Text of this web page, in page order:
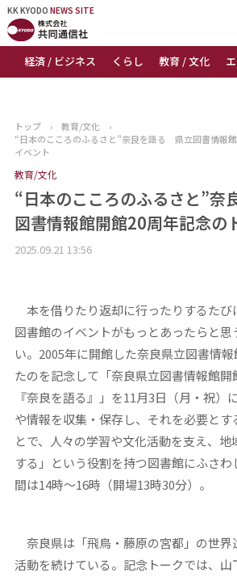
KK KYODO NEWS SITE
経済 / ビジネス くらし 教育 / 文化
KK KYODONEWS SITE
トップページ
ニュース
おすすめコンテンツ
出版物
トップ › 教育/文化
›
“日本のこころのふるさと”奈良を語る 県立図書情報
イベント
教育/文化
“日本のこころのふるさと”
図書情報館開館20周年記念の
2025.09.21 13:56
本を借りたり返却に行ったりするたび
図書館のイベントがもっとあったらと
い。2005年に開館した奈良県立図書情
たのを記念して「奈良県立図書情報館開
『奈良を語る』」を11月3日（月・祝）
や情報を収集・保存し、それを必要とす
とで、人々の学習や文化活動を支え、
する」という役割を持つ図書館にふさ
間は14時～16時（開場13時30分）。
奈良県は「飛鳥・藤原の宮都」の世界
活動を続けている。記念トークでは、